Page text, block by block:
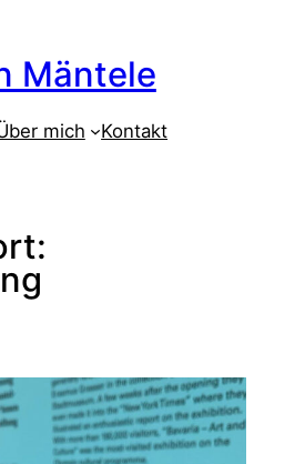
Mäntele
mich Kontakt